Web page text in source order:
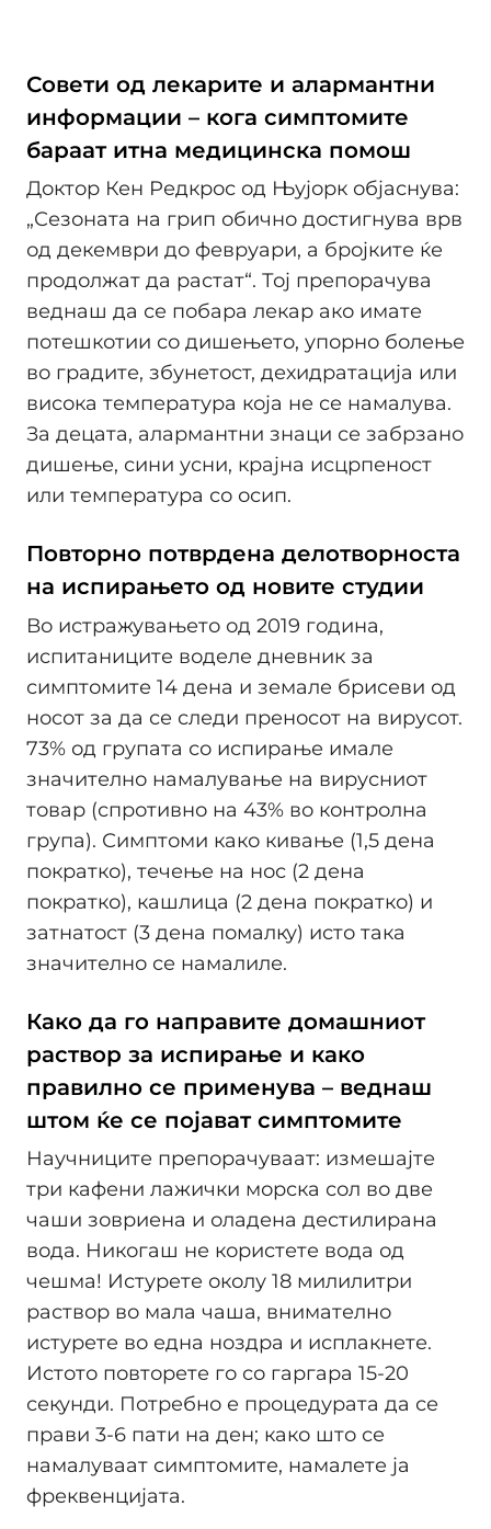
Совети од лекарите и алармантни
информации – кога симптомите
бараат итна медицинска помош
Доктор Кен Редкрос од Њујорк објаснува:
„Сезоната на грип обично достигнува врв
од декември до февруари, а бројките ќе
продолжат да растат“. Тој препорачува
веднаш да се побара лекар ако имате
потешкотии со дишењето, упорно болење
во градите, збунетост, дехидратација или
висока температура која не се намалува.
За децата, алармантни знаци се забрзано
дишење, сини усни, крајна исцрпеност
или температура со осип.
Повторно потврдена делотворноста
на испирањето од новите студии
Во истражувањето од 2019 година,
испитаниците воделе дневник за
симптомите 14 дена и земале брисеви од
носот за да се следи преносот на вирусот.
73% од групата со испирање имале
значително намалување на вирусниот
товар (спротивно на 43% во контролна
група). Симптоми како кивање (1,5 дена
пократко), течење на нос (2 дена
пократко), кашлица (2 дена пократко) и
затнатост (3 дена помалку) исто така
значително се намалиле.
Како да го направите домашниот
раствор за испирање и како
правилно се применува – веднаш
штом ќе се појават симптомите
Научниците препорачуваат: измешајте
три кафени лажички морска сол во две
чаши зовриена и оладена дестилирана
вода. Никогаш не користете вода од
чешма! Истурете околу 18 милилитри
раствор во мала чаша, внимателно
истурете во една ноздра и исплакнете.
Истото повторете го со гаргара 15-20
секунди. Потребно е процедурата да се
прави 3-6 пати на ден; како што се
намалуваат симптомите, намалете ја
фреквенцијата.